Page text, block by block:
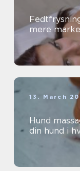
Fedtfrysning hillerød
mere
13. March
Hund
din hund i